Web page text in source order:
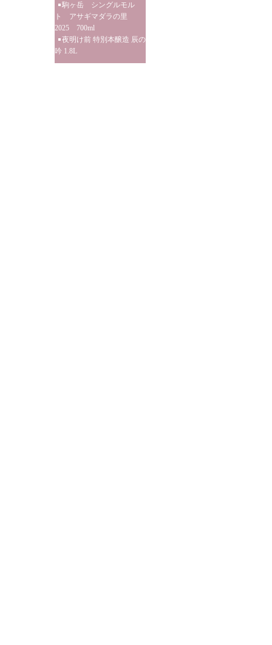
駒ヶ岳 シングルモル
ト アサギマダラの里
2025 700ml
夜明け前 特別本醸造 辰の
吟 1.8L